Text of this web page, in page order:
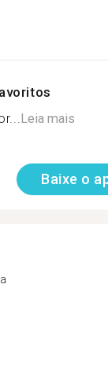
Leia mais
Baixe o